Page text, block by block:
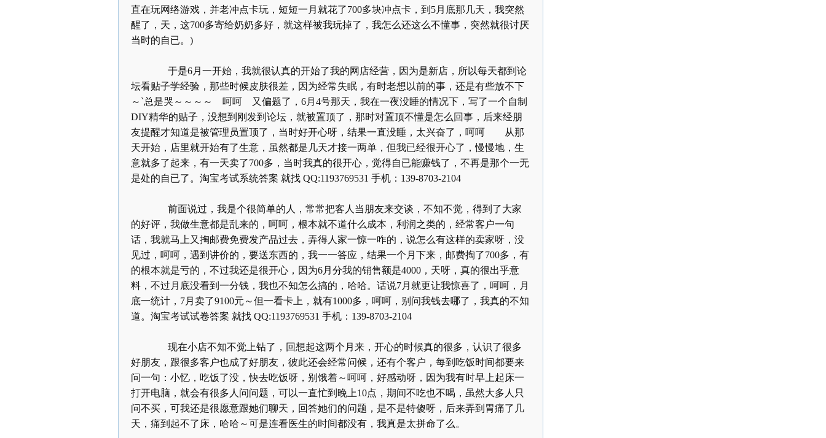
直在玩网络游戏，并老冲点卡玩，短短一月就花了700多块冲点卡，到 5月底那几天，我突然
醒了，天，这700多寄给奶奶多好，就这样被我玩掉了，我怎么还这么不懂事，突然就很讨厌
当时的自已。 )
于是6月一开始，我就很认真的开始了我的网店经营，因为是新店，所以每天都到论
坛看贴子学经验，那些时候皮肤很差，因为经常失眠，有时老想以前的事，还是有些放不下
～ `总是哭～～～～ 呵呵 又偏题了， 6月 4号那天，我在一夜没睡的情况下，写了一个自制
DIY精华的贴子，没想到刚发到论坛，就被置顶了，那时对置顶不懂是怎么回事，后来经朋
友提醒才知道是被管理员置顶了，当时好开心呀，结果一直没睡，太兴奋了，呵呵 从那
天开始，店里就开始有了生意，虽然都是几天才接一两单，但我已经很开心了，慢慢地，生
意就多了起来，有一天卖了700多，当时我真的很开心，觉得自已能赚钱了，不再是那个一无
是处的自已了。淘宝考试系统答案 就找 QQ:1193769531 手机： 139-8703-2104
前面说过，我是个很简单的人，常常把客人当朋友来交谈，不知不觉，得到了大家
的好评，我做生意都是乱来的，呵呵，根本就不道什么成本，利润之类的，经常客户一句
话，我就马上又掏邮费免费发产品过去，弄得人家一惊一咋的，说怎么有这样的卖家呀，没
见过，呵呵，遇到讲价的，要送东西的，我一一答应，结果一个月下来，邮费掏了700多，有
的根本就是亏的，不过我还是很开心，因为6月分我的销售额是4000 ，天呀，真的很出乎意
料，不过月底没看到一分钱，我也不知怎么搞的，哈哈。话说7月就更让我惊喜了，呵呵，月
底一统计， 7月卖了9100元～但一看卡上，就有1000多，呵呵，别问我钱去哪了，我真的不知
道。淘宝考试试卷答案 就找 QQ:1193769531 手机： 139-8703-2104
现在小店不知不觉上钻了，回想起这两个月来，开心的时候真的很多，认识了很多
好朋友，跟很多客户也成了好朋友，彼此还会经常问候，还有个客户，每到吃饭时间都要来
问一句：小忆，吃饭了没，快去吃饭呀，别饿着～呵呵，好感动呀，因为我有时早上起床一
打开电脑，就会有很多人问问题，可以一直忙到晚上10点，期间不吃也不喝，虽然大多人只
问不买，可我还是很愿意跟她们聊天，回答她们的问题，是不是特傻呀，后来弄到胃痛了几
天，痛到起不了床，哈哈～可是连看医生的时间都没有，我真是太拼命了么。